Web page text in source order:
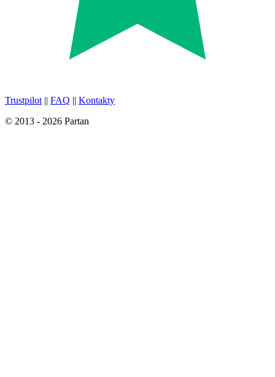
Trustpilot || FAQ || Kontakty
© 2013 - 2026 Partan